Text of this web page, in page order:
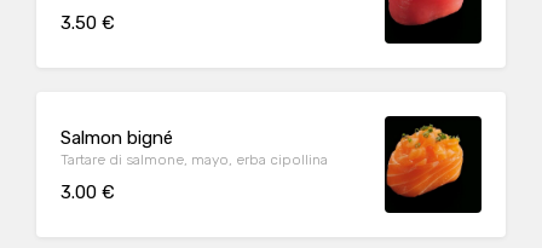
3.50 €
Salmon bigné
Tartare di salmone, mayo, erba cipollina
3.00 €